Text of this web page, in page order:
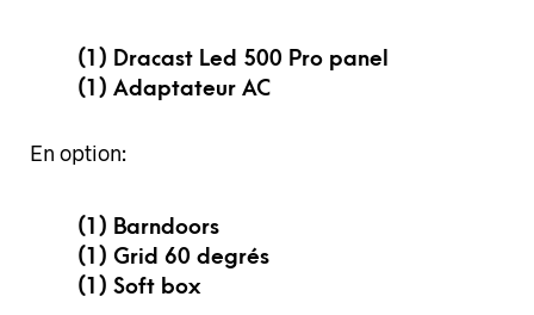
(1) Dracast Led 500 Pro panel
(1) Adaptateur AC
En option:
(1) Barndoors
(1) Grid 60 degrés
(1) Soft box